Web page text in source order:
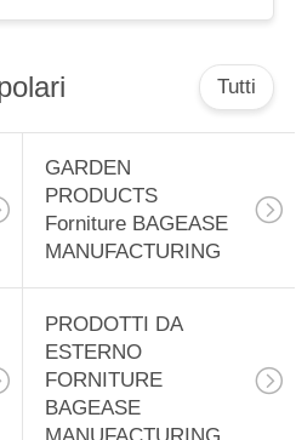
stoccaggio e del
Tutti
GARDEN
PRODUCTS
Forniture BAGEASE
MANUFACTURING
PRODOTTI DA
ESTERNO
FORNITURE
BAGEASE